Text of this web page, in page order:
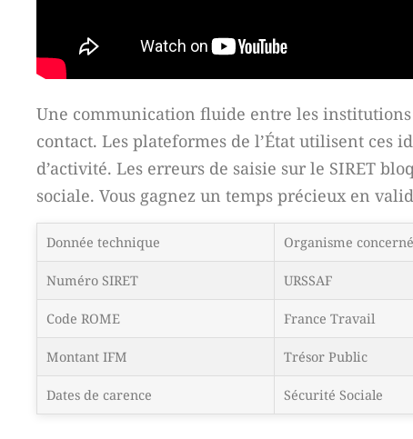
Une communication fluide entre les
contact. Les plateformes de l’État utilisent ces
d’activité. Les erreurs de saisie sur le SIRET
sociale. Vous gagnez un temps précieux en
Donnée technique Organisme concerné
Numéro SIRET URSSAF
Code ROME France Travail
Montant IFM Trésor Public
Dates de carence Sécurité Sociale